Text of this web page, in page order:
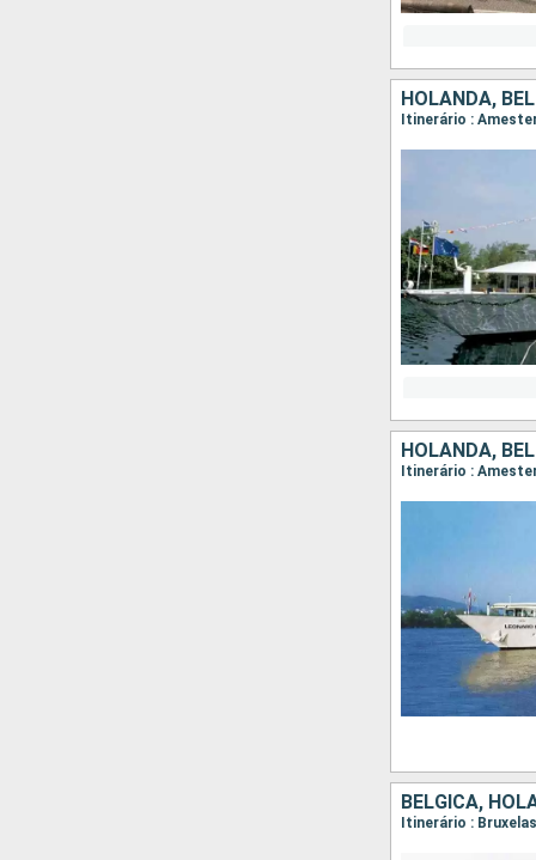
HOLANDA,
Itinerário :
HOLANDA,
Itinerário :
BÉLGICA,
Itinerário :